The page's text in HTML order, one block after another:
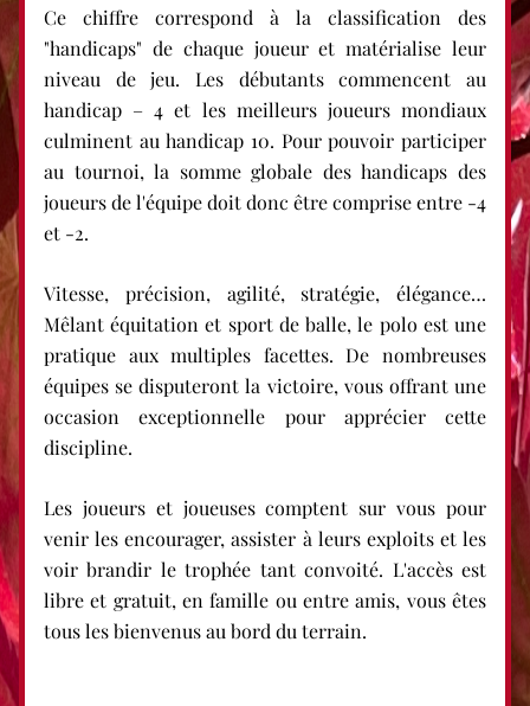
Ce chiffre correspond à la classification des
"handicaps" de chaque joueur et matérialise leur
niveau de jeu. Les débutants commencent au
handicap – 4 et les meilleurs joueurs mondiaux
culminent au handicap 10. Pour pouvoir participer
au tournoi, la somme globale des handicaps des
joueurs de l'équipe doit donc être comprise entre -4
et -2.
Vitesse, précision, agilité, stratégie, élégance…
Mêlant équitation et sport de balle, le polo est une
pratique aux multiples facettes. De nombreuses
équipes se disputeront la victoire, vous offrant une
occasion exceptionnelle pour apprécier cette
discipline.
Les joueurs et joueuses comptent sur vous pour
venir les encourager, assister à leurs exploits et les
voir brandir le trophée tant convoité. L'accès est
libre et gratuit, en famille ou entre amis, vous êtes
tous les bienvenus au bord du terrain.